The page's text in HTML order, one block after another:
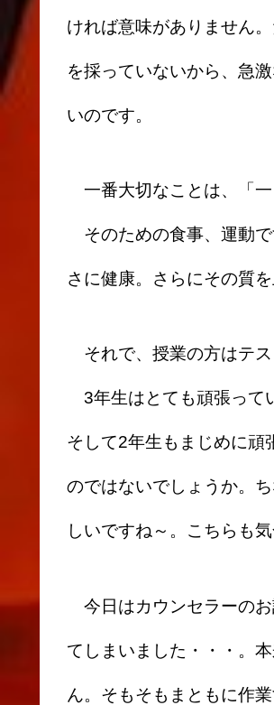
ければ意味がありません
を採っていないから、急
いのです。
一番大切なことは、「
そのための食事、運動で
さに健康。さらにその質
それで、授業の方はテス
3年生はとても頑張って
そして2年生もまじめに頑
のではないでしょうか。
しいですね～。こちらも
今日はカウンセラーのお
てしまいました・・・。
ん。そもそもまともに作